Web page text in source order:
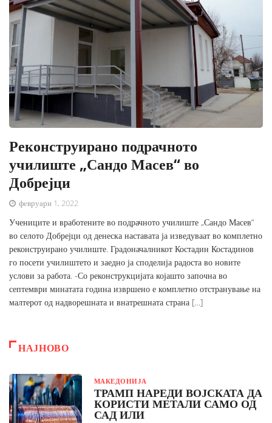
Реконструирано подрачното
училиште „Сандо Масев“ во
Добрејци
февруари 1, 2022
Учениците и вработените во подрачното училиште „Сандо Масев“
во селото Добрејци од денеска наставата ја изведуваат во комплетно
реконструирано училиште. Градоначалникот Костадин Костадинов
го посети училиштето и заедно ја споделија радоста во новите
услови за работа. -Со реконструкцијата којашто започна во
септември минатата година извршено е комплетно отстранување на
малтерот од надворешната и внатрешната страна […]
НАЈНОВО
МАКЕДОНИЈА
ТРАМП НАРЕДИ ВОЈСКАТА ДА
КОРИСТИ МЕТАЛИ САМО ОД
САД ИЛИ